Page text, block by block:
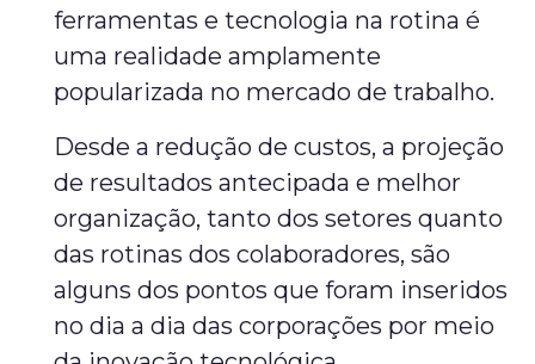
ferramentas e tecnologia na rotina é
uma realidade amplamente
popularizada no mercado de trabalho.
Desde a redução de custos, a projeção
de resultados antecipada e melhor
organização, tanto dos setores quanto
das rotinas dos colaboradores, são
alguns dos pontos que foram inseridos
no dia a dia das corporações por meio